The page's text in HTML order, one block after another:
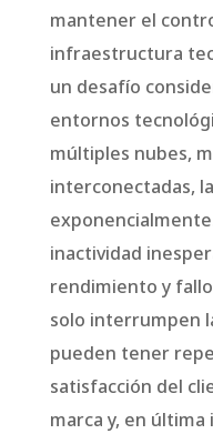
mantener el
infraestructura
un desafío
entornos
múltiples nubes,
interconectadas,
inactividad
rendimiento y
solo interrumpen
pueden tener
satisfacción del
marca y, en